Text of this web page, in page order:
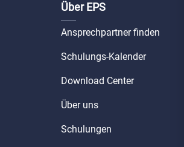
Über EPS
Ansprechpartner finden
Schulungs-Kalender
Download Center
Über uns
Schulungen